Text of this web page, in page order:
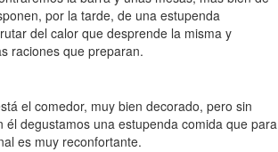
por la tarde, de una estupenda
del calor que desprende la misma y
raciones que preparan.
el comedor, muy bien decorado, pero sin
él degustamos una estupenda comida que para
es muy reconfortante.